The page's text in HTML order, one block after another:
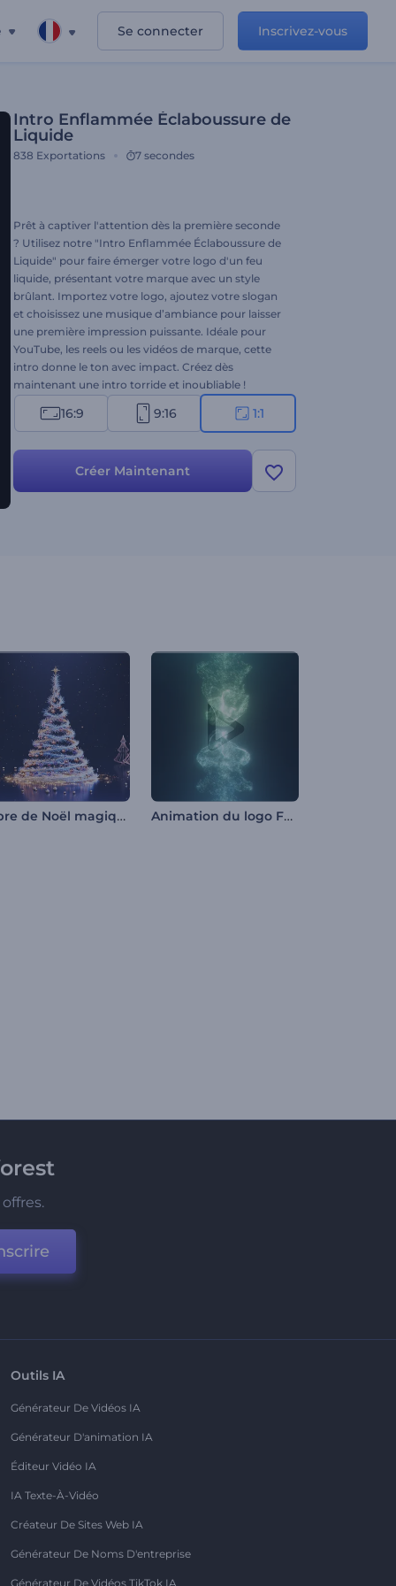
Se connecter Inscrivez-vous
Intro Enflammée Éclaboussure de
Liquide
838 Exportations 7 secondes
Prêt à captiver l'attention dès la première seconde
? Utilisez notre "Intro Enflammée Éclaboussure de
Liquide" pour faire émerger votre logo d'un feu
liquide, présentant votre marque avec un style
brûlant. Importez votre logo, ajoutez votre slogan
et choisissez une musique d’ambiance pour laisser
une première impression puissante. Idéale pour
YouTube, les reels ou les vidéos de marque, cette
intro donne le ton avec impact. Créez dès
maintenant une intro torride et inoubliable !
16:9 9:16 1:1
Créer Maintenant
Arbre de Noël magique et tournoyant Animation du logo Fusion des poussières d'étoiles
Outils IA
Générateur De Vidéos IA
Générateur D'animation IA
Éditeur Vidéo IA
IA Texte-À-Vidéo
Créateur De Sites Web IA
Générateur De Noms D'entreprise
Générateur De Vidéos TikTok IA